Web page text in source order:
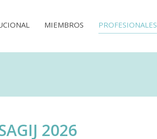
MIEMBROS PROFESIONALES
2026